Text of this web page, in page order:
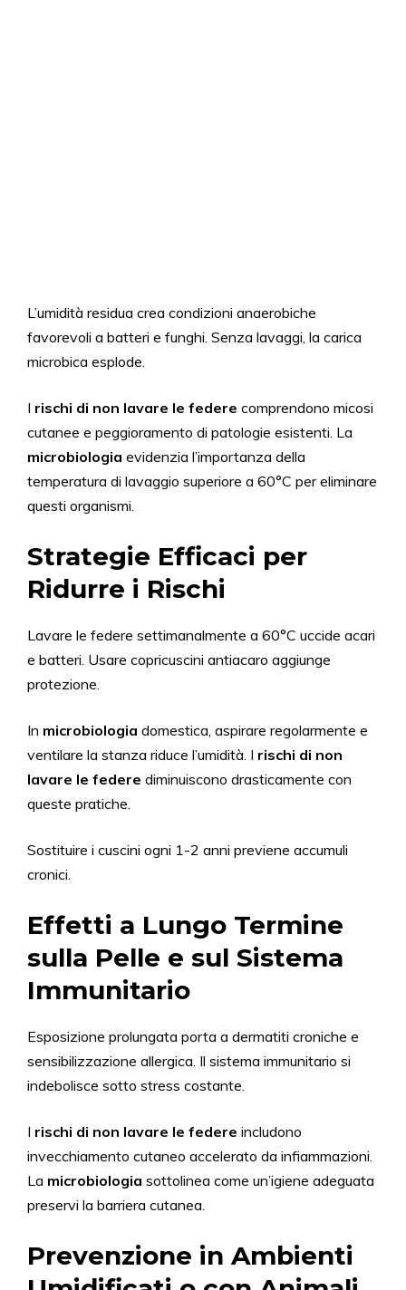
L’umidità residua crea condizioni anaerobiche
favorevoli a batteri e funghi. Senza lavaggi, la carica
microbica esplode.
I rischi di non lavare le federe comprendono micosi
cutanee e peggioramento di patologie esistenti. La
microbiologia evidenzia l’importanza della
temperatura di lavaggio superiore a 60°C per eliminare
questi organismi.
Strategie Efficaci per
Ridurre i Rischi
Lavare le federe settimanalmente a 60°C uccide acari
e batteri. Usare copricuscini antiacaro aggiunge
protezione.
In microbiologia domestica, aspirare regolarmente e
ventilare la stanza riduce l’umidità. I rischi di non
lavare le federe diminuiscono drasticamente con
queste pratiche.
Sostituire i cuscini ogni 1-2 anni previene accumuli
cronici.
Effetti a Lungo Termine
sulla Pelle e sul Sistema
Immunitario
Esposizione prolungata porta a dermatiti croniche e
sensibilizzazione allergica. Il sistema immunitario si
indebolisce sotto stress costante.
I rischi di non lavare le federe includono
invecchiamento cutaneo accelerato da infiammazioni.
La microbiologia sottolinea come un’igiene adeguata
preservi la barriera cutanea.
Prevenzione in Ambienti